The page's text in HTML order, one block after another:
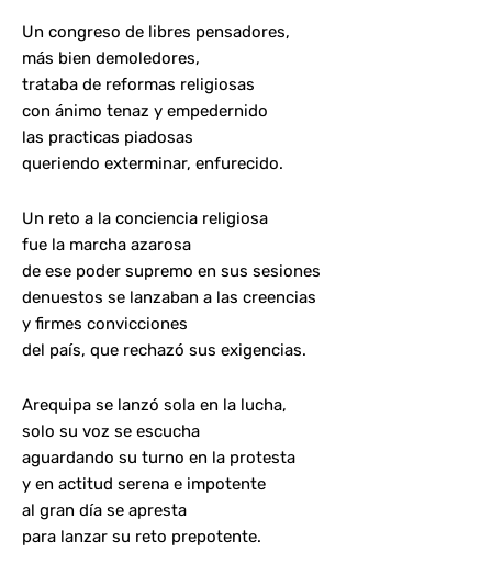
Un congreso de libres pensadores,
más bien demoledores,
trataba de reformas religiosas
con ánimo tenaz y empedernido
las practicas piadosas
queriendo exterminar, enfurecido.
Un reto a la conciencia religiosa
fue la marcha azarosa
de ese poder supremo en sus sesiones
denuestos se lanzaban a las creencias
y firmes convicciones
del país, que rechazó sus exigencias.
Arequipa se lanzó sola en la lucha,
solo su voz se escucha
aguardando su turno en la protesta
y en actitud serena e impotente
al gran día se apresta
para lanzar su reto prepotente.